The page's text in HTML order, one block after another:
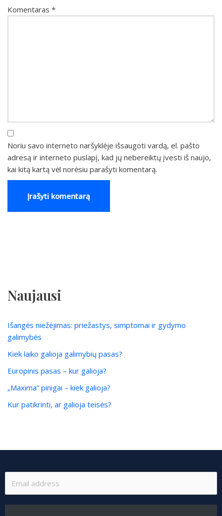
Komentaras *
Noriu savo interneto naršyklėje išsaugoti vardą, el. pašto
adresą ir interneto puslapį, kad jų nebereiktų įvesti iš naujo,
kai kitą kartą vėl norėsiu parašyti komentarą.
Naujausi
Išangės niežėjimas: priežastys, simptomai ir gydymo
galimybės
Kiek laiko galioja galimybių pasas?
Europinis pasas – kur galioja?
„Maxima“ pinigai – kiek galioja?
Kur patikrinti, ar galioja teisės?